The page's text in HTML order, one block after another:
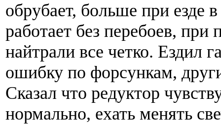
обрубает, больше при езде
работает без перебоев, при
найтрали все четко. Ездил
ошибку по форсункам,
Сказал что редуктор
нормально, ехать менять